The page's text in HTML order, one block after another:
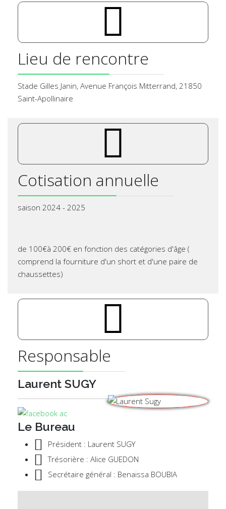
Lieu de rencontre
Stade Gilles Janin, Avenue François Mitterrand, 21850
Saint-Apollinaire
Cotisation annuelle
saison 2024 - 2025
de 100€à 200€ en fonction des catégories d'âge (
comprend la fourniture d'un short et d'une paire de
chaussettes)
Responsable
Laurent SUGY
Le Bureau
Président : Laurent SUGY
Trésorière : Alice GUEDON
Secrétaire général : Benaissa BOUBIA